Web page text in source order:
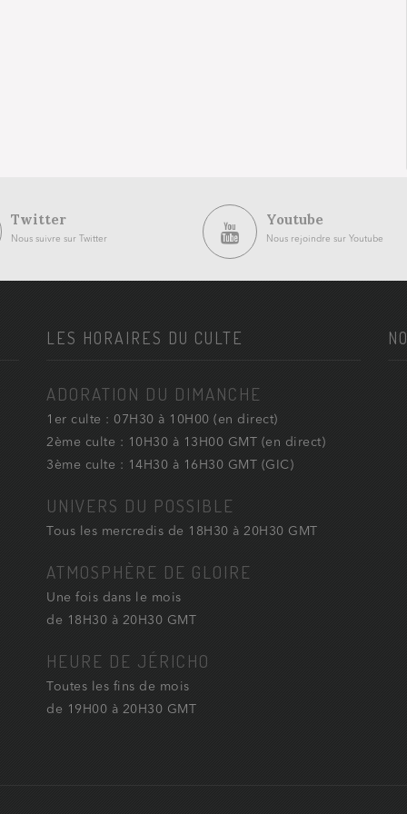
Twitter
Nous suivre sur Twitter
Youtube
Nous rejoindre sur Youtube
LES HORAIRES DU CULTE
ADORATION DU DIMANCHE
1er culte : 07H30 à 10H00 (en direct)
2ème culte : 10H30 à 13H00 GMT (en direct)
3ème culte : 14H30 à 16H30 GMT (GIC)
UNIVERS DU POSSIBLE
Tous les mercredis de 18H30 à 20H30 GMT
ATMOSPHÈRE DE GLOIRE
Une fois dans le mois
de 18H30 à 20H30 GMT
HEURE DE JÉRICHO
Toutes les fins de mois
de 19H00 à 20H30 GMT